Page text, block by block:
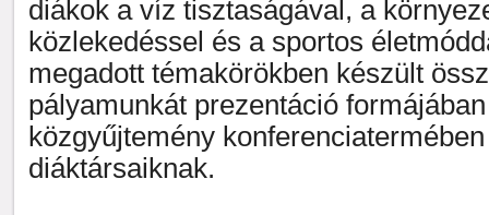
diákok a víz tisztaságával, a
közlekedéssel és a sportos
megadott témakörökben készült
pályamunkát prezentáció
közgyűjtemény
diáktársaiknak.